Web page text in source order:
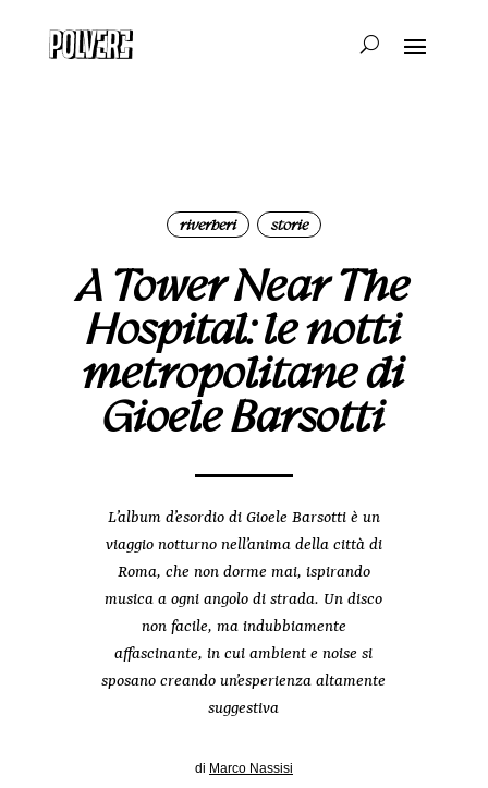
riverberi | storie
A Tower Near The
Hospital: le notti
metropolitane di
Gioele Barsotti
L’album d’esordio di Gioele Barsotti è un
viaggio notturno nell’anima della città di
Roma, che non dorme mai, ispirando
musica a ogni angolo di strada. Un disco
non facile, ma indubbiamente
affascinante, in cui ambient e noise si
sposano creando un’esperienza altamente
suggestiva
di Marco Nassisi